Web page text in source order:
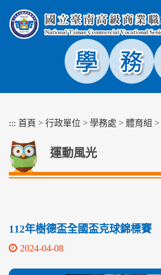
塊
::: 首頁 > 行政單位 > 學務處 > 體育組 >
運動風光
112年樹德盃全國盃克球錦標賽
2024-04-08